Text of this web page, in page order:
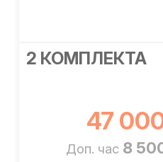
2 КОМПЛЕКТА
47
Доп. час 8